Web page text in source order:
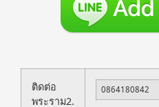
ติดต่อ
พระราม2.
0864180842